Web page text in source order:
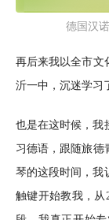
德国汉
再后来我以全市文
沂一中，沉迷学习
也是在这时候，我
习德语，跟随旅
琴的这段时间，我
触键开始教我，从